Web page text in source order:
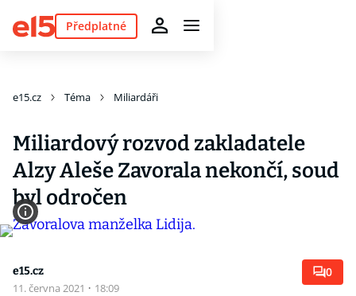
Předplatné
e15.cz Téma Miliardáři
Miliardový rozvod zakladatele
Alzy Aleše Zavorala nekončí, soud
byl odročen
e15.cz
11. června 2021 · 18:09
0